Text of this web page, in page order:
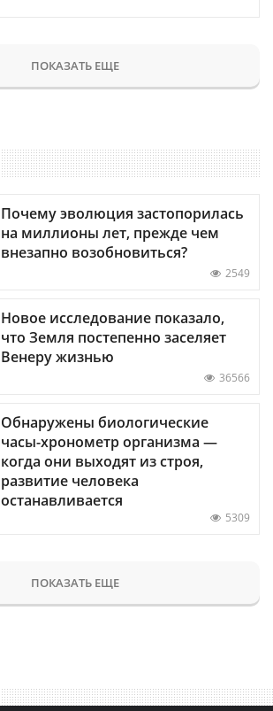
ПОКАЗАТЬ ЕЩЕ
Почему эволюция застопорилась
на миллионы лет, прежде чем
внезапно возобновиться?
2549
Новое исследование показало,
что Земля постепенно заселяет
Венеру жизнью
36566
Обнаружены биологические
часы-хронометр организма —
когда они выходят из строя,
развитие человека
останавливается
5309
ПОКАЗАТЬ ЕЩЕ